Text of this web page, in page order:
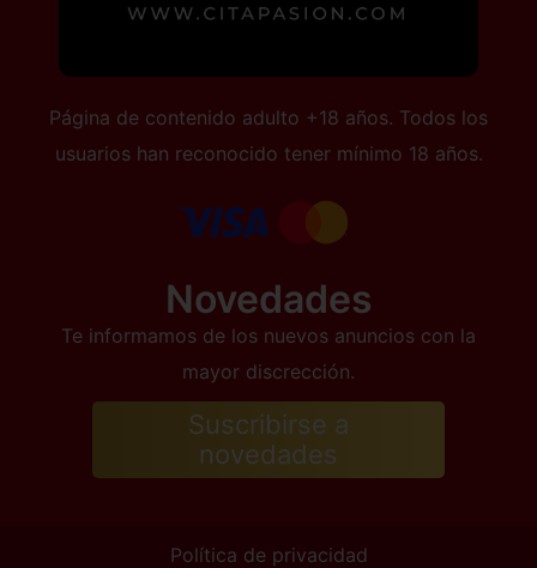
Página de contenido adulto +18 años. Todos los
usuarios han reconocido tener mínimo 18 años.
Novedades
Te informamos de los nuevos anuncios con la
mayor discrección.
Suscribirse a
novedades
Política de privacidad